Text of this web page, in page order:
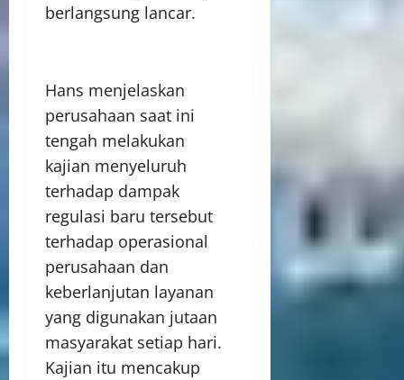
berlangsung lancar.
Hans menjelaskan
perusahaan saat ini
tengah melakukan
kajian menyeluruh
terhadap dampak
regulasi baru tersebut
terhadap operasional
perusahaan dan
keberlanjutan layanan
yang digunakan jutaan
masyarakat setiap hari.
Kajian itu mencakup